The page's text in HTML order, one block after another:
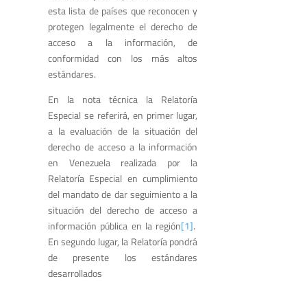
esta lista de países que reconocen y
protegen legalmente el derecho de
acceso a la información, de
conformidad con los más altos
estándares.
En la nota técnica la Relatoría
Especial se referirá, en primer lugar,
a la evaluación de la situación del
derecho de acceso a la información
en Venezuela realizada por la
Relatoría Especial en cumplimiento
del mandato de dar seguimiento a la
situación del derecho de acceso a
información pública en la región[1].
En segundo lugar, la Relatoría pondrá
de presente los estándares
desarrollados